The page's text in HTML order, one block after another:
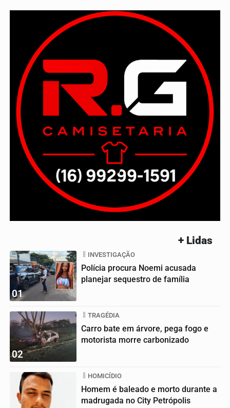
+ Lidas
01
INVESTIGAÇÃO
Polícia procura Noemi acusada
planejar sequestro de família
02
TRAGÉDIA
Carro bate em árvore, pega fogo e
motorista morre carbonizado
HOMICÍDIO
Homem é baleado e morto durante a
madrugada no City Petrópolis